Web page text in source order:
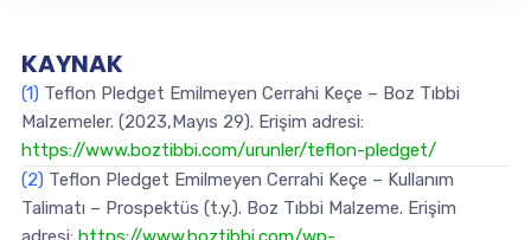
KAYNAK
(1) Teflon Pledget Emilmeyen Cerrahi Keçe – Boz Tıbbi
Malzemeler. (2023,Mayıs 29). Erişim adresi:
https://www.boztibbi.com/urunler/teflon-pledget/
(2) Teflon Pledget Emilmeyen Cerrahi Keçe – Kullanım
Talimatı – Prospektüs (t.y.). Boz Tıbbi Malzeme. Erişim